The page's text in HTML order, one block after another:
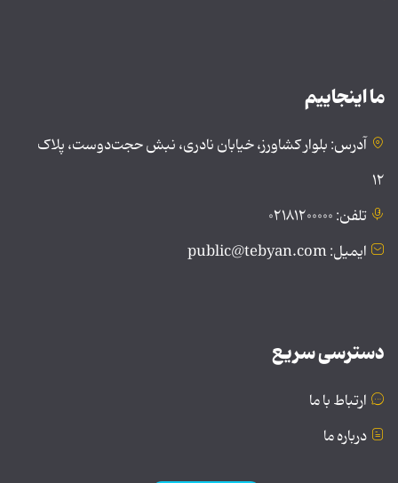
ما اینجاییم
آدرس: بلوار کشاورز، خیابان نادری، نبش حجت‌دوست، پلاک
۱۲
تلفن: ۰۲۱۸۱۲۰۰۰۰۰
ایمیل: public@tebyan.com
دسترسی سریع
ارتباط با ما
درباره ما